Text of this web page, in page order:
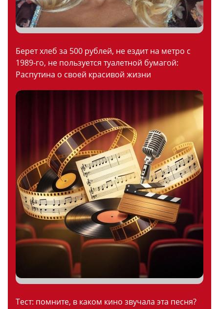
Берет хлеб за 500 рублей, не ездит на метро с
1989-го, не пользуется туалетной бумагой:
Распутина о своей красивой жизни
Тест: помните, в каком кино звучала эта песня?